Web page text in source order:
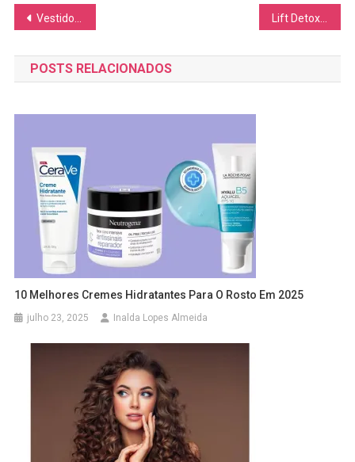
Navegação
de
Post
Vestido Midi Feminino Confort: Elegância, Estilo e Conforto na Moda Evangélica Lift Detox Black para que serve: descubra os benefícios e como usar corretamente
POSTS RELACIONADOS
10 Melhores Cremes Hidratantes Para O Rosto Em 2025
julho 23, 2025 Inalda Lopes Almeida